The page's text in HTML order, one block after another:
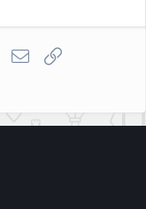
0
:
1
WhatsApp
E-posta